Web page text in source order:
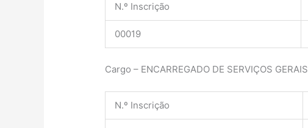
N.º Inscrição
00019
Cargo – ENCARREGADO DE SERVIÇOS GERAIS
N.º Inscrição